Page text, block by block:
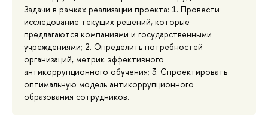
Задачи в рамках реализации проекта: 1. Провести
исследование текущих решений, которые
предлагаются компаниями и государственными
учреждениями; 2. Определить потребностей
организаций, метрик эффективного
антикоррупционного обучения; 3. Спроектировать
оптимальную модель антикоррупционного
образования сотрудников.